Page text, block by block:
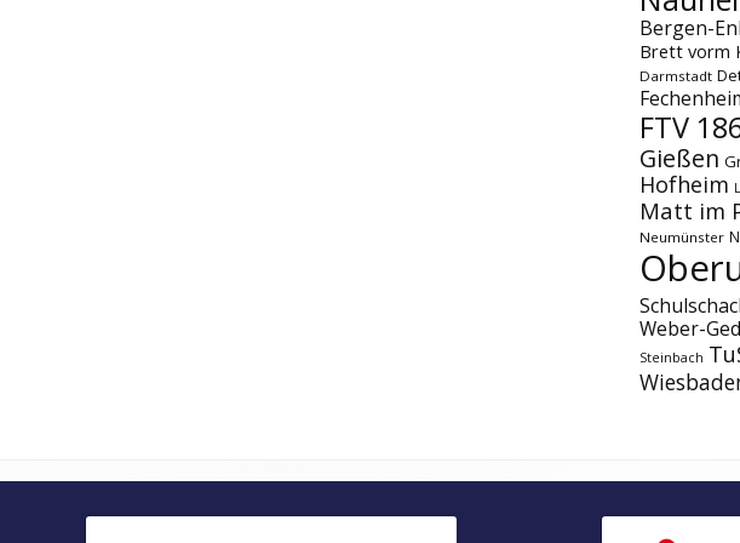
Bergen-
Brett vorm
Darmstadt
FTV
Gießen
Hofheim
Matt im
Neumünster
Weber-
Steinbach